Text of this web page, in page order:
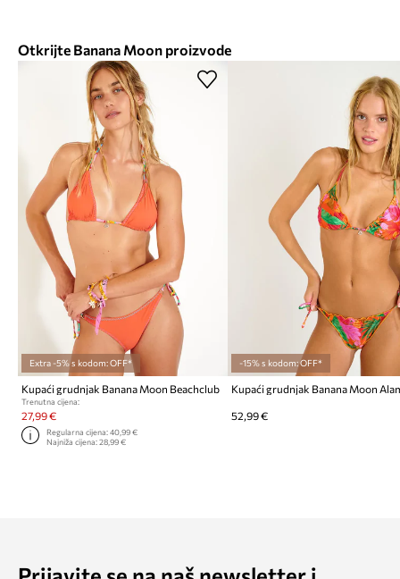
Otkrijte Banana Moon proizvode
Extra -5% s kodom: OFF*
Kupaći grudnjak Banana Moon Beachclub
Trenutna cijena:
27,99 €
Regularna cijena:40,99 €
Najniža cijena:28,99 €
-15% s kodom: OFF*
Kupaći grudnjak Banana Moon
52,99 €